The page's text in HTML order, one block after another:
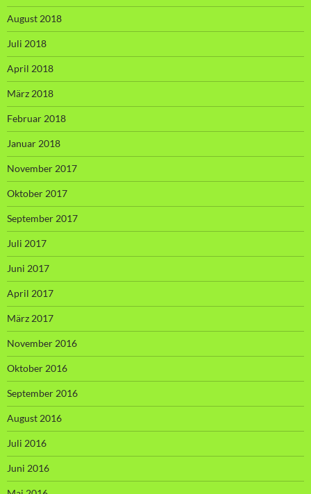
August 2018
Juli 2018
April 2018
März 2018
Februar 2018
Januar 2018
November 2017
Oktober 2017
September 2017
Juli 2017
Juni 2017
April 2017
März 2017
November 2016
Oktober 2016
September 2016
August 2016
Juli 2016
Juni 2016